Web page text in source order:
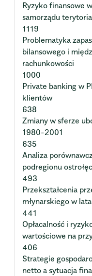
Ryzyko finansowe
samorządu
1119
Problematyka
bilansowego i
rachunkowości
1000
Private banking w
klientów
638
Zmiany w sferze
1980-2001
635
Analiza
podregionu
493
Przekształcenia
młynarskiego w
441
Opłacalność i
wartościowe na
406
Strategie
netto a sytuacja